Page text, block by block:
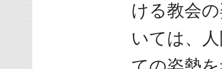
ける教会
いては、